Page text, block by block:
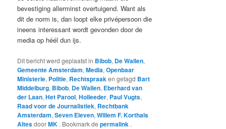
bevestiging allerminst overtuigend. Want als
dit de norm is, dan loopt elke privépersoon die
ineens interessant wordt gevonden door de
media op héél dun ijs.
Dit bericht werd geplaatst in Bibob, De Wallen,
Gemeente Amsterdam,Media,Openbaar
Ministerie, Politie, Rechtspraak en getagd Bart
Middelburg, Bibob, De Wallen, Eberhard van
der Laan,Het Parool,Holleeder, Paul Vugts,
Raad voor de Journalistiek, Rechtbank
Amsterdam,Seven Eleven,Willem F. Korthals
AltesdoorMK . Bookmark depermalink .